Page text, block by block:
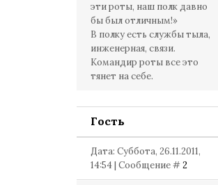
эти роты, наш полк давно
бы был отличным!»
В полку есть службы тыла,
инженерная, связи.
Командир роты все это
тянет на себе.
Гость
Дата: Суббота, 26.11.2011,
14:54 | Сообщение #2